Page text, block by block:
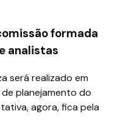
formada
analistas
será realizado em
planejamento do
agora, fica pela